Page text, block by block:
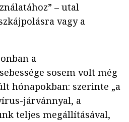
– utal
vagy a
a
sosem volt még
hónapokban: szerinte „a
járvánnyal, a
teljes megállításával,